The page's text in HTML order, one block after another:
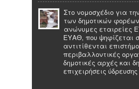
Στο νομοσχέδιο για
των δημοτικών
ανώνυμες εταιρείες
ΕΥΑΘ, που ψηφίζεται
αντιτίθενται
περιβαλλοντικές
δημοτικές αρχές και
επιχειρήσεις ύδρευσης